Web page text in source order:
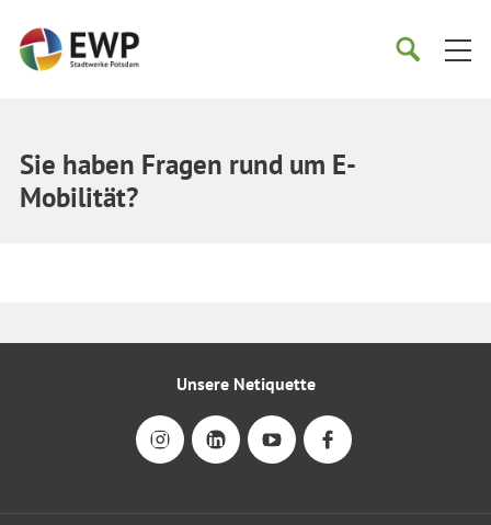
Startseite
SucheSuche
Sie haben Fragen rund um E-
Mobilität?
Unsere Netiquette